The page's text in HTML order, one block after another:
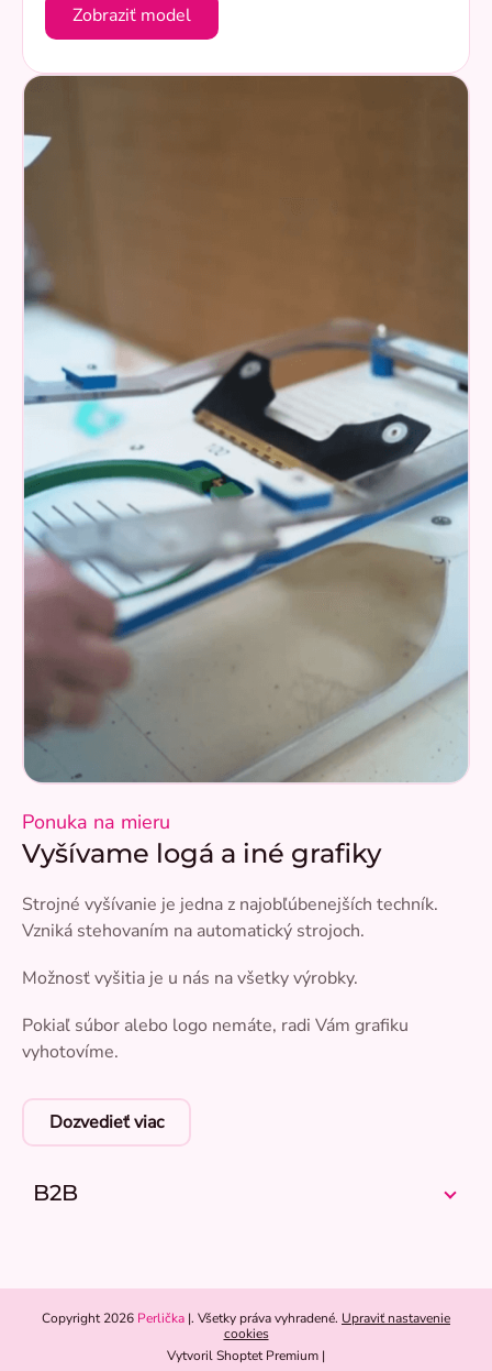
Zobraziť model
Ponuka na mieru
Vyšívame logá a iné grafiky
Strojné vyšívanie je jedna z najobľúbenejších techník.
Vzniká stehovaním na automatický strojoch.
Možnosť vyšitia je u nás na všetky výrobky.
Pokiaľ súbor alebo logo nemáte, radi Vám grafiku
vyhotovíme.
Dozvedieť viac
B2B
Vytvoril Shoptet Premium
Copyright 2026 Perlička . Všetky práva vyhradené. Upraviť nastavenie
cookies